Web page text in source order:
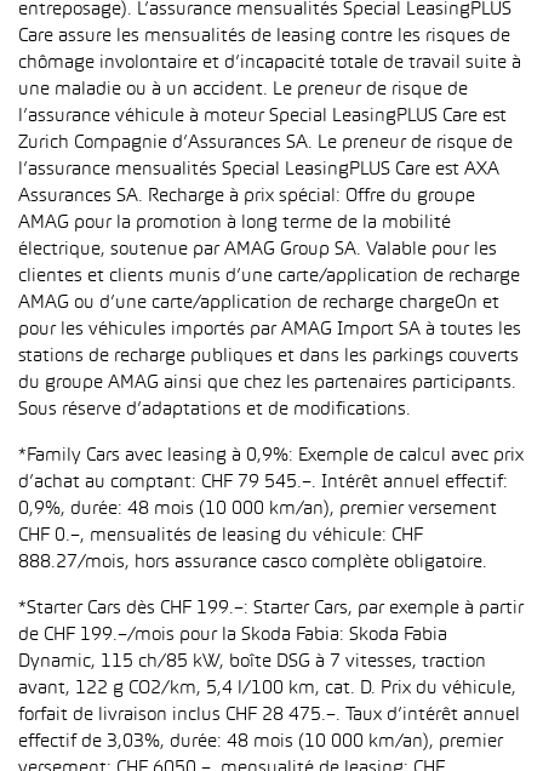
entreposage). L’assurance mensualités Special LeasingPLUS
Care assure les mensualités de leasing contre les risques de
chômage involontaire et d’incapacité totale de travail suite à
une maladie ou à un accident. Le preneur de risque de
l’assurance véhicule à moteur Special LeasingPLUS Care est
Zurich Compagnie d’Assurances SA. Le preneur de risque de
l’assurance mensualités Special LeasingPLUS Care est AXA
Assurances SA. Recharge à prix spécial: Offre du groupe
AMAG pour la promotion à long terme de la mobilité
électrique, soutenue par AMAG Group SA. Valable pour les
clientes et clients munis d’une carte/application de recharge
AMAG ou d’une carte/application de recharge chargeOn et
pour les véhicules importés par AMAG Import SA à toutes les
stations de recharge publiques et dans les parkings couverts
du groupe AMAG ainsi que chez les partenaires participants.
Sous réserve d’adaptations et de modifications.
*Family Cars avec leasing à 0,9%: Exemple de calcul avec prix
d’achat au comptant: CHF 79 545.–. Intérêt annuel effectif:
0,9%, durée: 48 mois (10 000 km/an), premier versement
CHF 0.–, mensualités de leasing du véhicule: CHF
888.27/mois, hors assurance casco complète obligatoire.
*Starter Cars dès CHF 199.–: Starter Cars, par exemple à partir
de CHF 199.–/mois pour la Skoda Fabia: Skoda Fabia
Dynamic, 115 ch/85 kW, boîte DSG à 7 vitesses, traction
avant, 122 g CO2/km, 5,4 l/100 km, cat. D. Prix du véhicule,
forfait de livraison inclus CHF 28 475.–. Taux d’intérêt annuel
effectif de 3,03%, durée: 48 mois (10 000 km/an), premier